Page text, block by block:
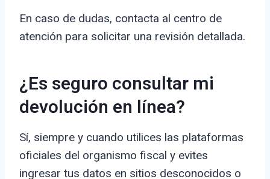
En caso de dudas, contacta al centro de
atención para solicitar una revisión detallada.
¿Es seguro consultar mi
devolución en línea?
Sí, siempre y cuando utilices las plataformas
oficiales del organismo fiscal y evites
ingresar tus datos en sitios desconocidos o